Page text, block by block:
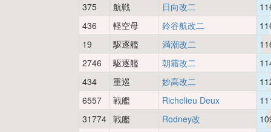
375
航戦 日向改二
436
軽空母 鈴谷航改二
19
駆逐艦 満潮改二
2746
駆逐艦 朝霜改二
434
重巡 妙高改二
6557
戦艦 Richelieu Deux
31774 戦艦 Rodney改